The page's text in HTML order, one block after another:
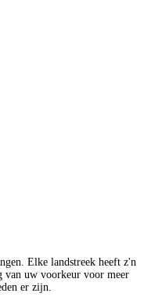
Elke landstreek heeft z'n
van uw voorkeur voor meer
er zijn.